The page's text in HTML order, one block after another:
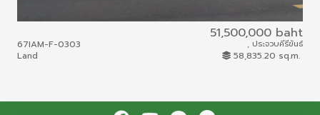
51,500,000 baht
67IAM-F-0303
Land
, ประจวบคีรีขันธ์
58,835.20 sq.m.